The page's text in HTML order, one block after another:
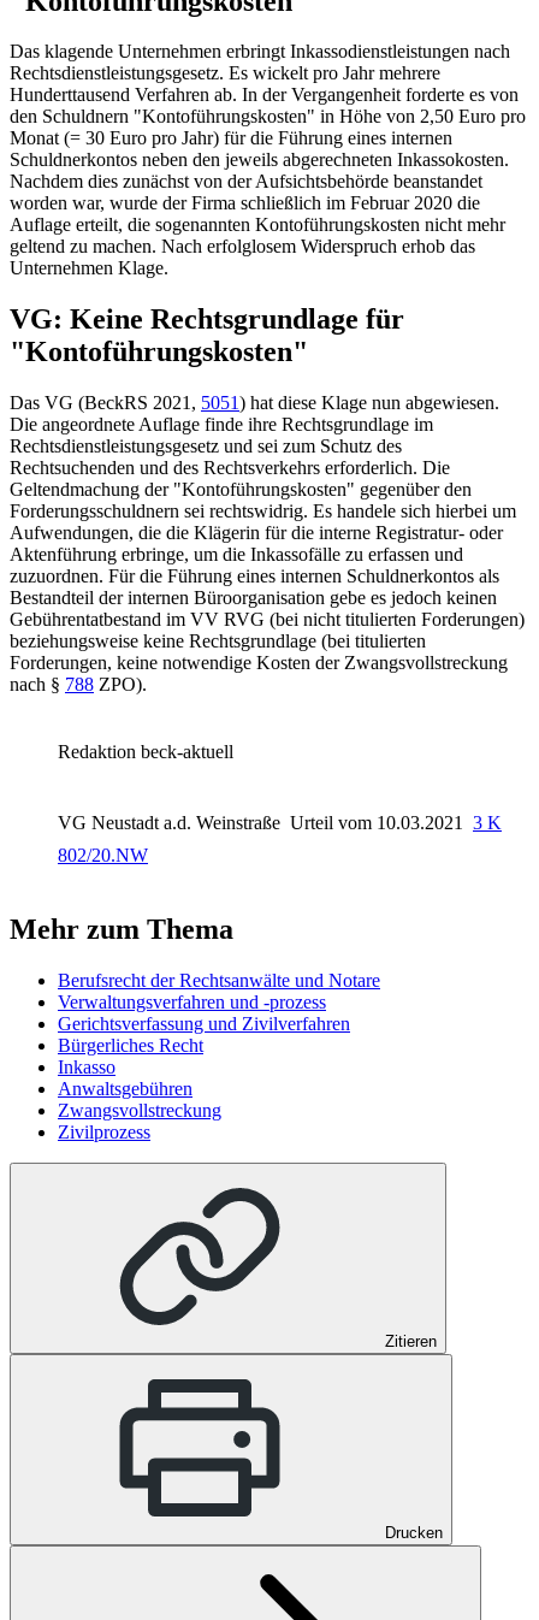
Das klagende Unternehmen erbringt Inkassodienstleistungen nach
Rechtsdienstleistungsgesetz. Es wickelt pro Jahr mehrere
Hunderttausend Verfahren ab. In der Vergangenheit forderte es von
den Schuldnern "Kontoführungskosten" in Höhe von 2,50 Euro pro
Monat (= 30 Euro pro Jahr) für die Führung eines internen
Schuldnerkontos neben den jeweils abgerechneten Inkassokosten.
Nachdem dies zunächst von der Aufsichtsbehörde beanstandet
worden war, wurde der Firma schließlich im Februar 2020 die
Auflage erteilt, die sogenannten Kontoführungskosten nicht mehr
geltend zu machen. Nach erfolglosem Widerspruch erhob das
Unternehmen Klage.
VG: Keine Rechtsgrundlage für
"Kontoführungskosten"
Das VG (BeckRS 2021, 5051) hat diese Klage nun abgewiesen.
Die angeordnete Auflage finde ihre Rechtsgrundlage im
Rechtsdienstleistungsgesetz und sei zum Schutz des
Rechtsuchenden und des Rechtsverkehrs erforderlich. Die
Geltendmachung der "Kontoführungskosten" gegenüber den
Forderungsschuldnern sei rechtswidrig. Es handele sich hierbei um
Aufwendungen, die die Klägerin für die interne Registratur- oder
Aktenführung erbringe, um die Inkassofälle zu erfassen und
zuzuordnen. Für die Führung eines internen Schuldnerkontos als
Bestandteil der internen Büroorganisation gebe es jedoch keinen
Gebührentatbestand im VV RVG (bei nicht titulierten Forderungen)
beziehungsweise keine Rechtsgrundlage (bei titulierten
Forderungen, keine notwendige Kosten der Zwangsvollstreckung
nach § 788 ZPO).
Redaktion beck-aktuell
VG Neustadt a.d. Weinstraße Urteil vom 10.03.2021
3 K
802/20.NW
Mehr zum Thema
Berufsrecht der Rechtsanwälte und Notare
Verwaltungsverfahren und -prozess
Gerichtsverfassung und Zivilverfahren
Bürgerliches Recht
Inkasso
Anwaltsgebühren
Zwangsvollstreckung
Zivilprozess
Zitieren
Drucken